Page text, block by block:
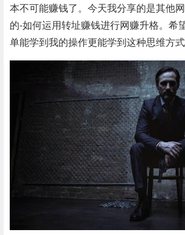
本不可能赚钱了。今天我分享的是其他
的-如何运用转址赚钱进行网赚升格。希
单能学到我的操作更能学到这种思维方式